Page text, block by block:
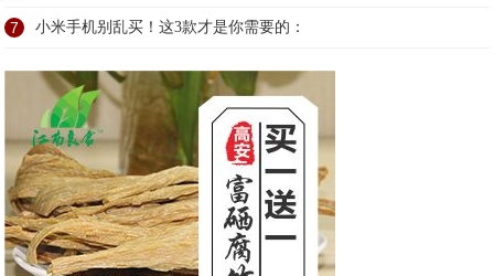
7 小米手机别乱买！这3款才是你需要的：